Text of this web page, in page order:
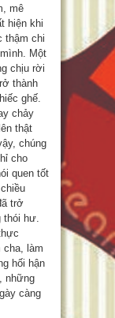
mê
hiện khi
thậm chi
Một
chịu rời
thành
ghế.
chảy
thật
chúng
cho
quen tốt
trở
thói hư.
cha, làm
hối hận
những
càng